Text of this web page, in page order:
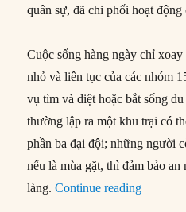
quân sự, đã chi phối hoạt động
Cuộc sống hàng ngày chỉ
nhỏ và liên tục của các nhóm
vụ tìm và diệt hoặc bắt sống
thường lập ra một khu trại có
phần ba đại đội; những người
nếu là mùa gặt, thì đảm bảo
làng.Continue reading“Chiến